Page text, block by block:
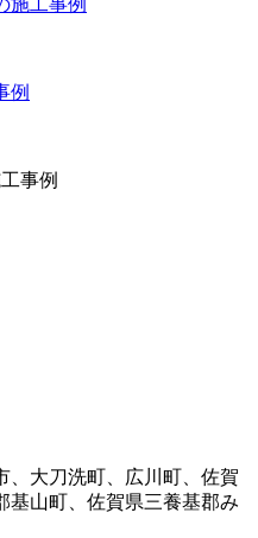
事例
、大刀洗町、広川町、佐賀
基山町、佐賀県三養基郡み